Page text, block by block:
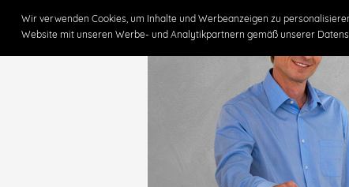
Wir verwenden Cookies, um Inhalte und Werbeanzeigen zu
Website mit unseren Werbe- und Analytikpartnern gemäß unserer